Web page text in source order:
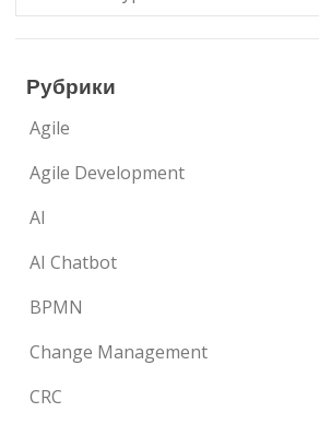
Рубрики
Agile
Agile Development
AI
AI Chatbot
BPMN
Change Management
CRC